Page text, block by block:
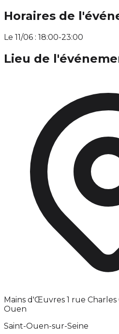
Horaires de
Le 11/06 : 18:00-23:00
Lieu de
Mains d'Œuvres 1 rue
Ouen
Saint-Ouen-sur-Seine